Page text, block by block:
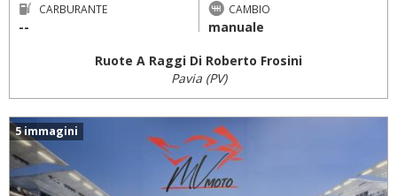
CARBURANTE
--
CAMBIO
manuale
Ruote A Raggi Di Roberto Frosini
Pavia (PV)
5 immagini